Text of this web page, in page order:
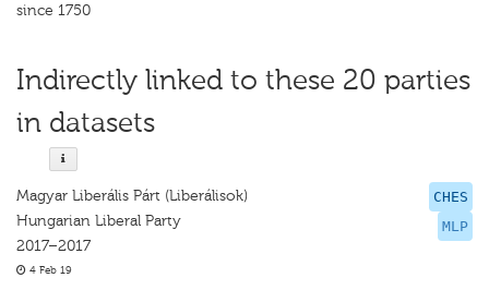
since 1750
Indirectly linked to these 20 parties
in datasets
CHES
MLP
Magyar Liberális Párt (Liberálisok)
Hungarian Liberal Party
2017–2017
4 Feb 19